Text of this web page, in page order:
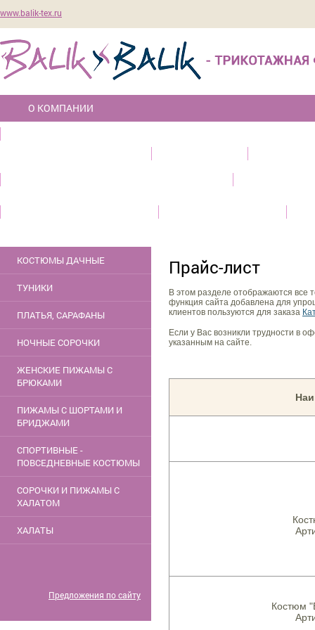
www.balik-tex.ru
О КОМПАНИИ
КОСТЮМЫ ДАЧНЫЕ
ТУНИКИ
ПЛАТЬЯ, САРАФАНЫ
НОЧНЫЕ СОРОЧКИ
ЖЕНСКИЕ ПИЖАМЫ С
БРЮКАМИ
ПИЖАМЫ С ШОРТАМИ И
БРИДЖАМИ
СПОРТИВНЫЕ -
ПОВСЕДНЕВНЫЕ КОСТЮМЫ
СОРОЧКИ И ПИЖАМЫ С
ХАЛАТОМ
ХАЛАТЫ
Предложения по сайту
Прайс-лист
В этом разделе отображаются все
функция сайта добавлена для
клиентов пользуются для заказа
Если у Вас возникли трудности в
указанным на сайте.
Костюм